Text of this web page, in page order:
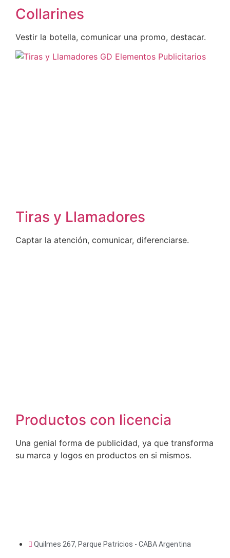
Collarines
Vestir la botella, comunicar una promo, destacar.
Tiras y Llamadores
Captar la atención, comunicar, diferenciarse.
Productos con licencia
Una genial forma de publicidad, ya que transforma
su marca y logos en productos en si mismos.
Quilmes 267, Parque Patricios - CABA Argentina